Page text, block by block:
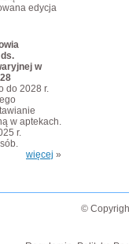
edycja
w
do 2028 r.
w aptekach.
r.
więcej »
©